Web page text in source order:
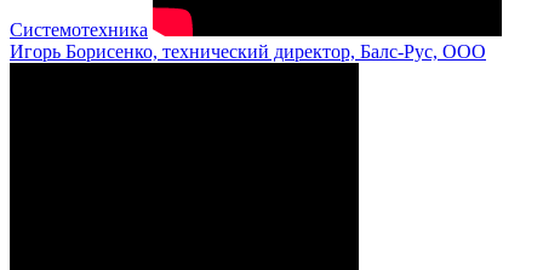
Системотехника
Игорь Борисенко, технический директор, Балс-Рус, ООО